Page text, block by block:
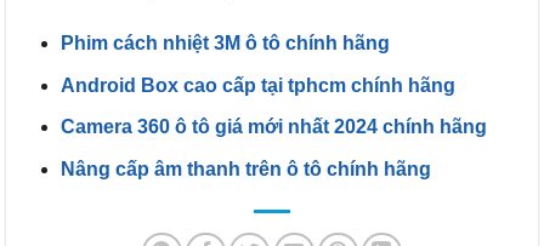
Phim cách nhiệt 3M ô tô chính hãng
Android Box cao cấp tại tphcm chính hãng
Camera 360 ô tô giá mới nhất 2024 chính hãng
Nâng cấp âm thanh trên ô tô chính hãng